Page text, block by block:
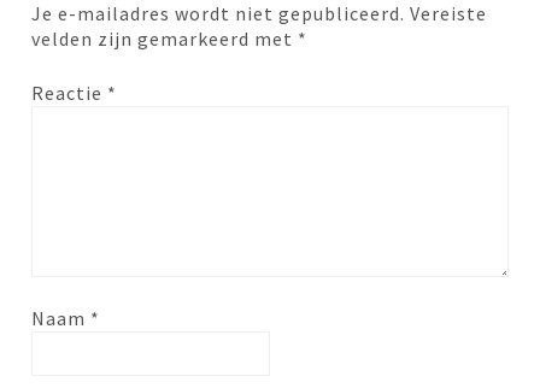
Je e-mailadres wordt niet gepubliceerd. Vereiste
velden zijn gemarkeerd met *
Reactie *
Naam *